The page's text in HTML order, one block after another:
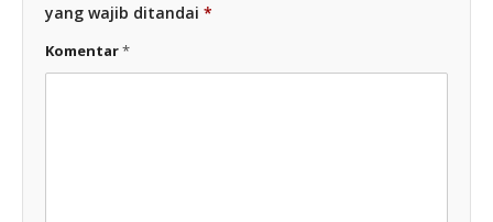
yang wajib ditandai *
Komentar*